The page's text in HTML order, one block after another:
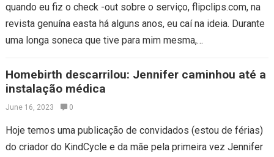
quando eu fiz o check -out sobre o serviço, flipclips.com, na
revista genuína easta há alguns anos, eu caí na ideia. Durante
uma longa soneca que tive para mim mesma,…
Homebirth descarrilou: Jennifer caminhou até a
instalação médica
June 16, 2023 0
Hoje temos uma publicação de convidados (estou de férias)
do criador do KindCycle e da mãe pela primeira vez Jennifer